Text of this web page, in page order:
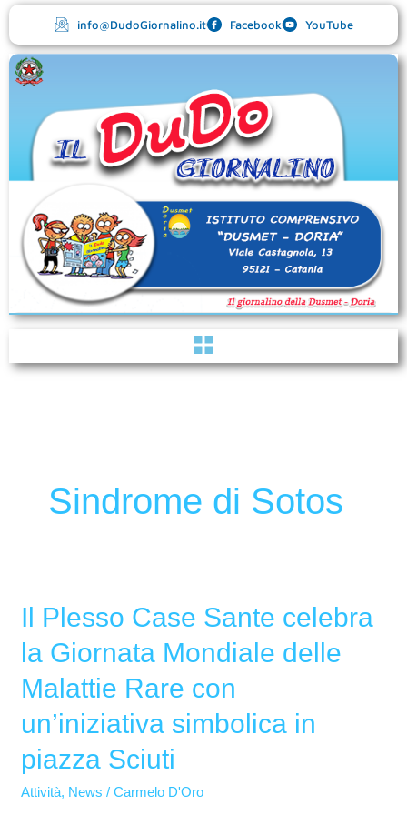
contenuto
info@DudoGiornalino.it Facebook YouTube
Menu
Sindrome di Sotos
Il Plesso Case Sante celebra
la Giornata Mondiale delle
Malattie Rare con
un’iniziativa simbolica in
piazza Sciuti
Attività, News /Carmelo D'Oro
Il
Case
Sante
la
Giornata